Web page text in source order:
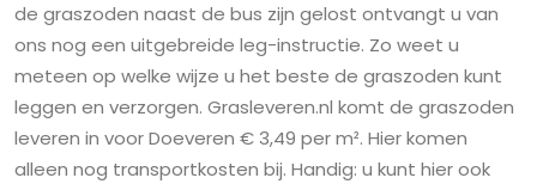
de graszoden naast de bus zijn gelost ontvangt u van
ons nog een uitgebreide leg-instructie. Zo weet u
meteen op welke wijze u het beste de graszoden kunt
leggen en verzorgen. Grasleveren.nl komt de graszoden
leveren in voor Doeveren € 3,49 per m². Hier komen
alleen nog transportkosten bij. Handig: u kunt hier ook